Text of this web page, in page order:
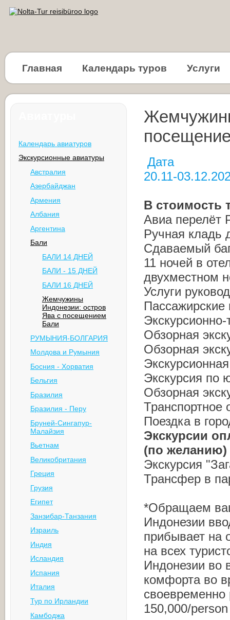
Главная Календарь туров Услуги
Календарь авиатуров
Экскурсионные авиатуры
Австралия
Азербайджан
Армения
Албания
Аргентина
Бали
БАЛИ 14 ДНЕЙ
БАЛИ - 15 ДНЕЙ
БАЛИ 16 ДНЕЙ
Жемчужины
Индонезии: остров
Ява с посещением
Бали
РУМЫНИЯ-БОЛГАРИЯ
Молдова и Румыния
Босния - Хорватия
Бельгия
Бразилия
Бразилия - Перу
Бруней-Сингапур-
Малайзия
Вьетнам
Великобритания
Греция
Грузия
Египет
Занзибар-Танзания
Израиль
Индия
Исландия
Испания
Италия
Тур по Ирландии
Камбоджа
Дата
20.11-
В стоимость
Авиа перелёт
Ручная кладь
Сдаваемый
11 ночей в
двухместном
Услуги
Пассажирские
Обзорная
Обзорная
Экскурсия по
Обзорная
Транспортное
Поездка в
Экскурсии
(по желанию)
Экскурсия
Трансфер в
*Обращаем
Индонезии
прибывает на
на всех
Индонезии во
комфорта во
своевременно
150,000/